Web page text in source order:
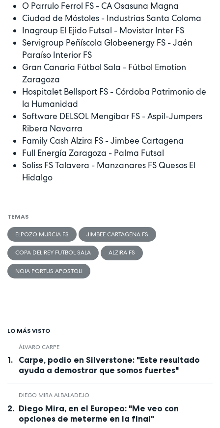
O Parrulo Ferrol FS - CA Osasuna Magna
Ciudad de Móstoles - Industrias Santa Coloma
Inagroup El Ejido Futsal - Movistar Inter FS
Servigroup Peñíscola Globeenergy FS - Jaén
Paraíso Interior FS
Gran Canaria Fútbol Sala - Fútbol Emotion
Zaragoza
Hospitalet Bellsport FS - Córdoba Patrimonio de
la Humanidad
Software DELSOL Mengíbar FS - Aspil-Jumpers
Ribera Navarra
Family Cash Alzira FS - Jimbee Cartagena
Full Energía Zaragoza - Palma Futsal
Soliss FS Talavera - Manzanares FS Quesos El
Hidalgo
TEMAS
ELPOZO MURCIA FS JIMBEE CARTAGENA FS
COPA DEL REY FUTBOL SALA ALZIRA FS
NOIA PORTUS APOSTOLI
LO MÁS VISTO
ÁLVARO CARPE
Carpe, podio en Silverstone: "Este resultado
ayuda a demostrar que somos fuertes"
DIEGO MIRA ALBALADEJO
Diego Mira, en el Europeo: "Me veo con
opciones de meterme en la final"